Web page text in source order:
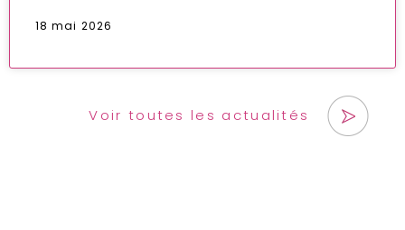
18 mai 2026
Voir toutes les actualités